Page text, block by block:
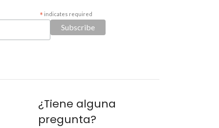
* indicates required
¿Tiene alguna
pregunta?